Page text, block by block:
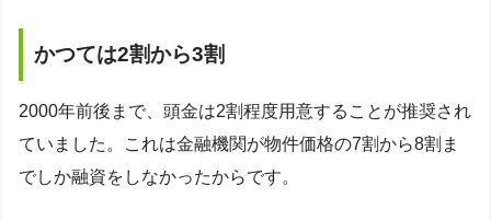
かつては2割から3割
2000年前後まで、頭金は2割程度用意することが推奨され
ていました。これは金融機関が物件価格の7割から8割ま
でしか融資をしなかったからです。